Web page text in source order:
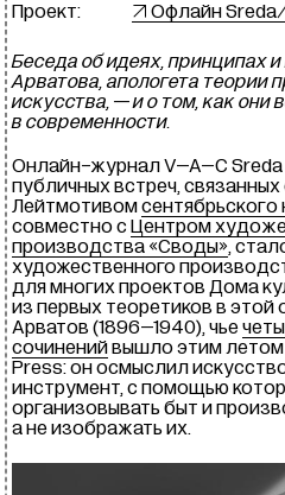
Проект:  Офлайн
Беседа об идеях, принципах
Арватова, апологета теории
искусства, — и о том, как они
в современности.
Онлайн-журналV–A–C
публичных встреч, связанных
Лейтмотивомсентябрьского
совместно с
Центром
производства «Своды» ,
художественного
для многих проектов Дома
из первых теоретиков в этой
Арватов (1896–1940), чье
сочиненийвышло этим летом
Press: он осмыслил
инструмент, с помощью
организовывать быт и
а не изображать их.